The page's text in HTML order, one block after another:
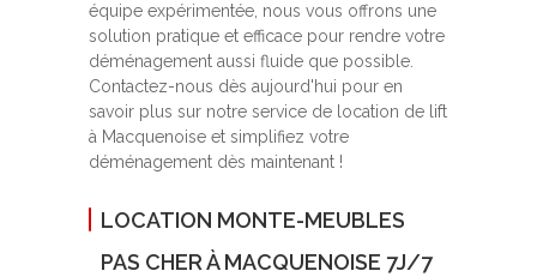
équipe expérimentée, nous vous offrons une
solution pratique et efficace pour rendre votre
déménagement aussi fluide que possible.
Contactez-nous dès aujourd'hui pour en
savoir plus sur notre service de location de lift
à Macquenoise et simplifiez votre
déménagement dès maintenant !
LOCATION MONTE-MEUBLES
PAS CHER À MACQUENOISE 7J/7